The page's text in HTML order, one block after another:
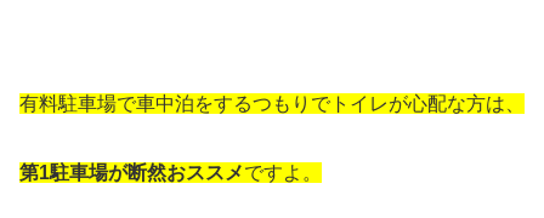
有料駐車場で車中泊をするつもりでトイレが心配な方は、
第1駐車場が断然おススメですよ。